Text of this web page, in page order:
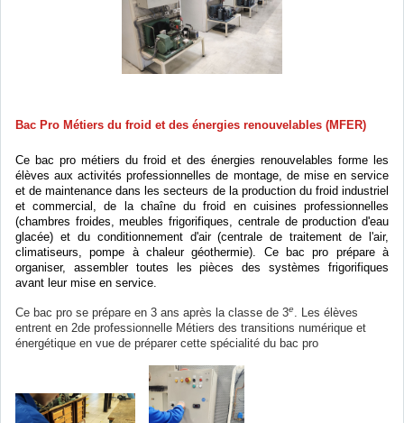
Bac Pro Métiers du froid et des énergies renouvelables (MFER)
Ce bac pro métiers du froid et des énergies renouvelables forme les
élèves aux activités professionnelles de montage, de mise en service
et de maintenance dans les secteurs de la production du froid industriel
et commercial, de la chaîne du froid en cuisines professionnelles
(chambres froides, meubles frigorifiques, centrale de production d'eau
glacée) et du conditionnement d'air (centrale de traitement de l'air,
climatiseurs, pompe à chaleur géothermie). Ce bac pro prépare à
organiser, assembler toutes les pièces des systèmes frigorifiques
avant leur mise en service.
Ce bac pro se prépare en 3 ans après la classe de 3e. Les élèves
entrent en 2de professionnelle Métiers des transitions numérique et
énergétique en vue de préparer cette spécialité du bac pro